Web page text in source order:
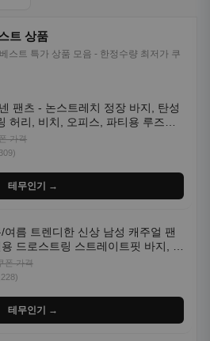
트 상품
스트 특가 상품 모음 - 한정수량 최저가 쿠
팬츠 - 논스트레치 정장 바지, 탄성
허리, 비치, 오피스, 파티용 루즈핏
세탁기 사용 가능한 캐주얼 정장 의
가격
테무인기 →
여름 트렌디한 신상 남성 캐주얼 팬
드로스트링 스트레이트핏 바지, 한
활용도 높은 아웃도어 및 정장용, 발
폰 가격
테무인기 →